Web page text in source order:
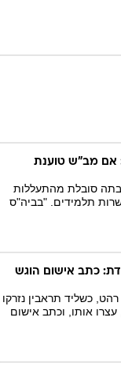
אם מב"ש טוענת
סובלת מהתעללות
תלמידים. "בביה"ס
כתב אישום הוגש
כשליד תראבין נזרקו
עצרו אותו, וכתב אישום